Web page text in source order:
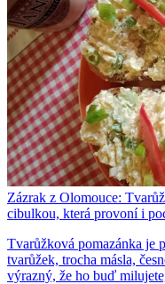
Zázrak z Olomouce:
cibulkou, která provoní i
Tvarůžková pomazánka je
tvarůžek, trocha másla,
výrazný, že ho buď